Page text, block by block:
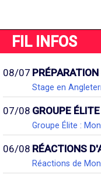
FIL INFOS
08/07
Stage en
07/08 GROUPE ÉLITE
Groupe Élite :
06/08 RÉACTIONS
Réactions de